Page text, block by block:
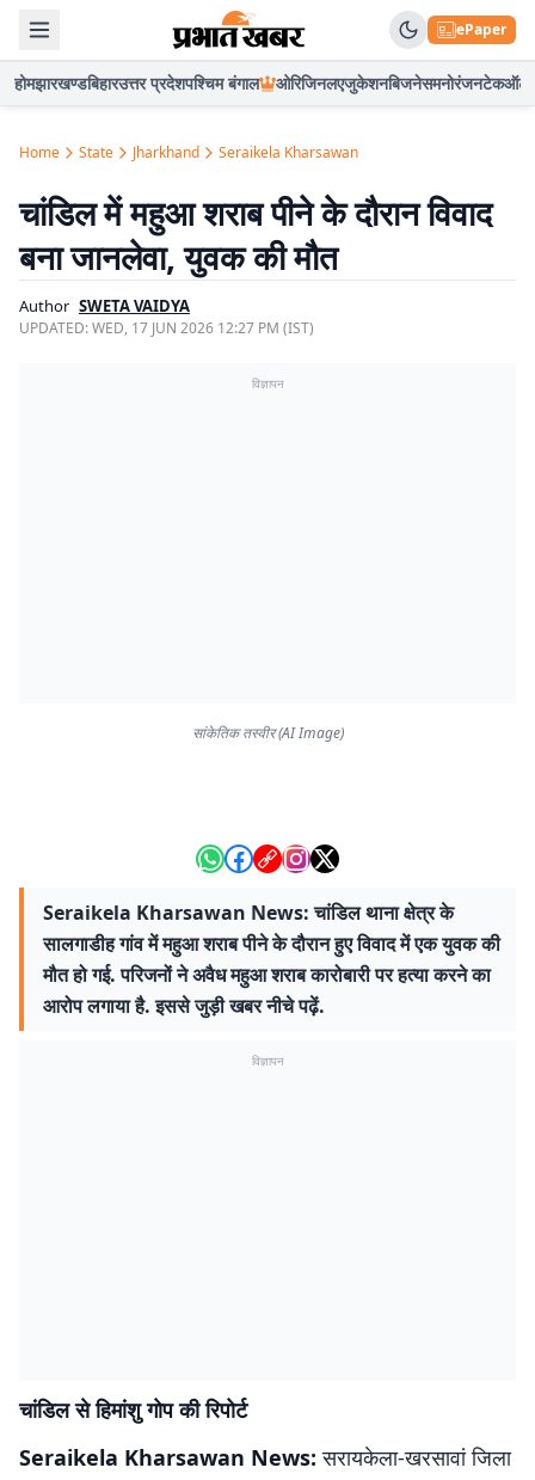
ePaper
होमझारखण्डबिहारउत्तर प्रदेशपश्चिम बंगाल ओरिजिनलएजुकेशनबिजनेसमनोरंजनटेकऑटो
Home State Jharkhand Seraikela Kharsawan
चांडिल में महुआ शराब पीने के दौरान विवाद
बना जानलेवा, युवक की मौत
Author SWETA VAIDYA
UPDATED:WED, 17 JUN 2026 12:27 PM (IST)
विज्ञापन
सांकेतिक तस्वीर (AI Image)
Seraikela Kharsawan News: चांडिल थाना क्षेत्र के
सालगाडीह गांव में महुआ शराब पीने के दौरान हुए विवाद में एक युवक की
मौत हो गई. परिजनों ने अवैध महुआ शराब कारोबारी पर हत्या करने का
आरोप लगाया है. इससे जुड़ी खबर नीचे पढ़ें.
विज्ञापन
चांडिल से हिमांशु गोप की रिपोर्ट
Seraikela Kharsawan News:सरायकेला-खरसावां जिला